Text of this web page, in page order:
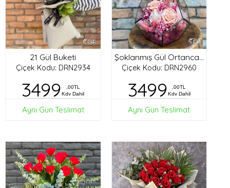
21 Gül Buketi
Çiçek Kodu: DRN2934
3499
,00TL
Kdv Dahil
Aynı Gün Teslimat
Şoklanmış Gül Ortanca Tasarım
Çiçek Kodu: DRN2960
3499
,00TL
Kdv Dahil
Aynı Gün Teslimat